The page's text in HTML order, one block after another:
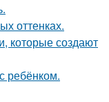
оттенках.
которые создают
ребёнком.